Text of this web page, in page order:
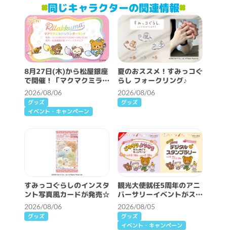
同じキャラクターの関連情報
8月27日(木)から松屋銀座
で開催！「マクマクミラク
ルワンダーランド」詳細情
報♪
2026/08/06
グッズ
イベント・キャンペーン
夏のおススメ！すみっコぐ
らし フォークリング♪
2026/08/06
グッズ
すみっコぐらしのインスタ
ント写真風カードが発売☆
2026/08/06
グッズ
観光大使就任5周年のアニ
バーサリーイベントがスタ
ート♪
2026/08/05
グッズ
イベント・キャンペーン